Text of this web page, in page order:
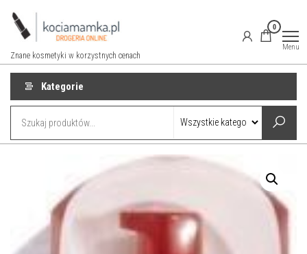
Przejdź
Znane kosmetyki w korzystnych cenach
0
Menu
Kategorie